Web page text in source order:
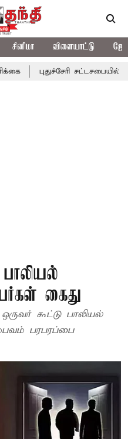
சினிமா விளையாட்டு
சட்டசபையில் வரும்
கைது
கூட்டு பாலியல்
பரபரப்பை